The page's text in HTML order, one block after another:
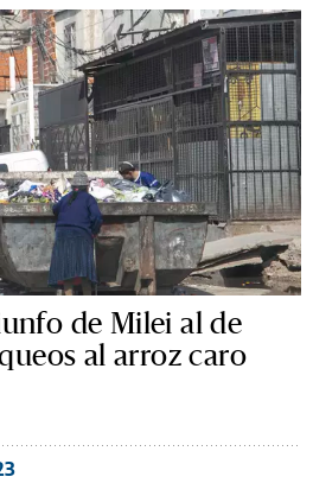
de Milei al de
al arroz caro